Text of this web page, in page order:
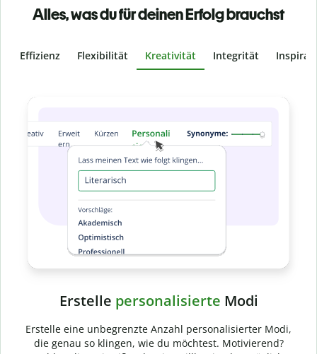
Alles, was du für deinen Erfolg brauchst
Effizienz Flexibilität Kreativität Integrität
Slide 4 of 6
Stelle mit der Plagiatsprüfung sicher, dass dein Text zu 100
% original ist. Analysiere deine Arbeit in Sekundenschnelle
und finde fehlende Quellenangaben in über 100 Sprachen.